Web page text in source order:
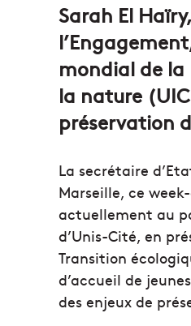
Sarah El
mondial de
la nature
préservation
La secrétaire
Marseille, ce
actuellement au
d’Unis-Cité, en
Transition
d’accueil de
des enjeux de